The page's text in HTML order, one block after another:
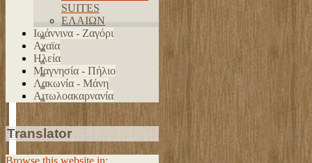
SUITES
ΕΛΑΙΩΝ
Ιωάννινα - Ζαγόρι
ΠΑΝΟΡΑΜΑ
ZISSIS
ΦΑΡΑΓΓΙ
Αχαϊα
ΑΡΟΑΝΙΩΝ
ΚΥΝΑΙΘΑ
ΔΑΣΙΚΟΣ
Ηλεία
HOTEL
HOTEL ANTONIOS
HOTEL NEW
Μαγνησία - Πήλιο
ELLIS HOUSE
Λακωνία - Μάνη
Οικία Μάινα
Αιτωλοακαρνανία
Eυηνος
Translator